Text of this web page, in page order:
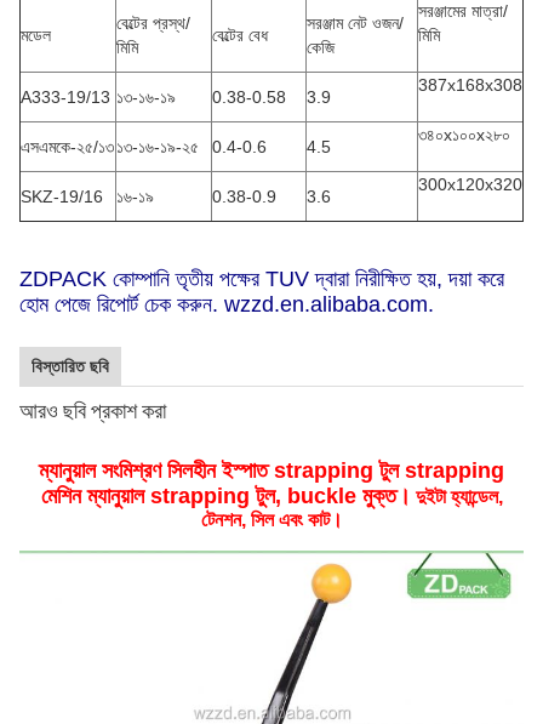
মডেল
বেল্টের প্রস্থ/
মিমি
বেল্টের বেধ
সরঞ্জাম নেট ওজন/
কেজি
সরঞ্জামের মাত্রা/
মিমি
A333-19/13 ১৩-১৬-১৯ 0.38-0.58 3.9
387x168x308
এসএমকে-২৫/১৩১৩-১৬-১৯-২৫ 0.4-0.6 4.5
৩৪০x১০০x২৮০
SKZ-19/16 ১৬-১৯ 0.38-0.9 3.6
300x120x320
ZDPACK কোম্পানি তৃতীয় পক্ষের TUV দ্বারা নিরীক্ষিত হয়, দয়া করে
হোম পেজে রিপোর্ট চেক করুন. wzzd.en.alibaba.com.
বিস্তারিত ছবি
আরও ছবি প্রকাশ করা
ম্যানুয়াল সংমিশ্রণ সিলহীন ইস্পাত strapping টুল strapping
মেশিন ম্যানুয়াল strapping টুল, buckle মুক্ত। দুইটা হ্যান্ডেল,
টেনশন, সিল এবং কাট।